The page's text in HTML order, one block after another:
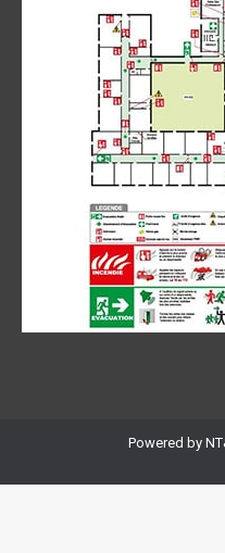
Powered by